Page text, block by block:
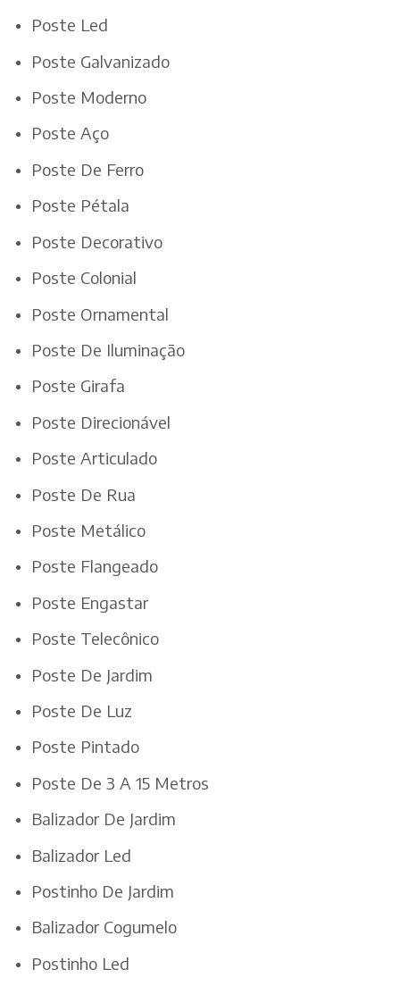
Poste Led
Poste Galvanizado
Poste Moderno
Poste Aço
Poste De Ferro
Poste Pétala
Poste Decorativo
Poste Colonial
Poste Ornamental
Poste De Iluminação
Poste Girafa
Poste Direcionável
Poste Articulado
Poste De Rua
Poste Metálico
Poste Flangeado
Poste Engastar
Poste Telecônico
Poste De Jardim
Poste De Luz
Poste Pintado
Poste De 3 A 15 Metros
Balizador De Jardim
Balizador Led
Postinho De Jardim
Balizador Cogumelo
Postinho Led